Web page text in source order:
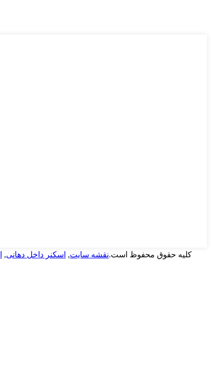
حق نشر Guangdong Launca Medical Device Technology Co., Ltd. کلیه حقوق محفوظ است.نقشه سایت, اسکنر داخل دهانی,